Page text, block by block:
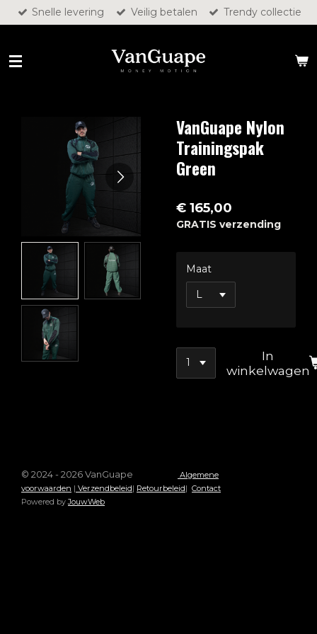
Ga
direct
de
Snelle levering Veilig betalen Trendy collectie
VanGuape Nylon
Trainingspak
Green
€ 165,00
GRATIS verzending
Maat
In
winkelwagen
© 2024 - 2026 VanGuape
Algemene
voorwaarden | Verzendbeleid| Retourbeleid| Contact
Powered byJouwWeb